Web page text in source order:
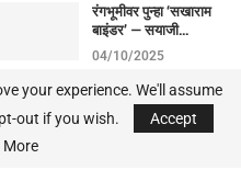
आहे!’… ‘झिम्मा ३’च्या पहिल्या
सस्पेन्स
रंगभूमीवर पुन्हा ‘सखाराम
बाइंडर’ — सयाजी...
04/10/2025
‘अरे हाय काय अन् नाय
काय’…...
your experience. We'll assume
out if you wish.
Accept
More